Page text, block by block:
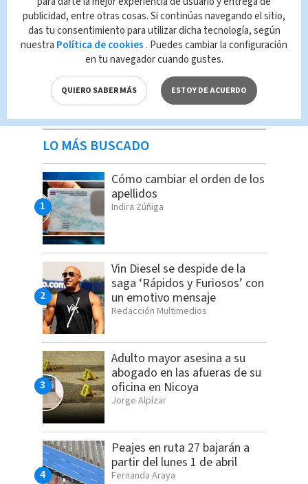
LO MÁS BUSCADO
Cómo cambiar el orden de los
apellidos
Indira Zúñiga
Vin Diesel se despide de la
saga ‘Rápidos y Furiosos’ con
un emotivo mensaje
Redacción Multimedios
Adulto mayor asesina a su
abogado en las afueras de su
oficina en Nicoya
Jorge Alpízar
Peajes en ruta 27 bajarán a
partir del lunes 1 de abril
Fernanda Araya
publicidad, entre otras cosas. Si continúas navegando el sitio,
das tu consentimiento para utilizar dicha tecnología, según
nuestra Política de cookies . Puedes cambiar la configuración
en tu navegador cuando gustes.
QUIERO SABER MÁS ESTOY DE ACUERDO